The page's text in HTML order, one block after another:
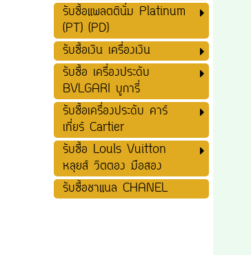
รับซื้อแพลตตินั่ม Platinum
(PT) (PD)
รับซื้อเงิน เครื่องเงิน
รับซื้อ เครื่องประดับ
BVLGARI บูการี่
รับซื้อเครื่องประดับ คาร์
เที่ยร์ Cartier
รับซื้อ Louls Vuitton
หลุยส์ วิตตอง มือสอง
รับซื้อชาแนล CHANEL